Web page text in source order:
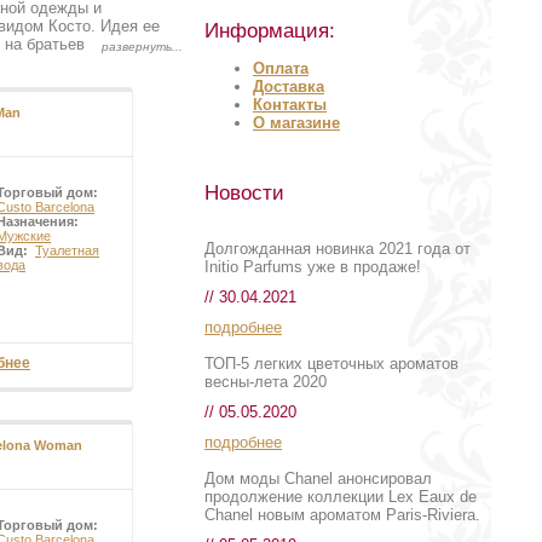
одежды и
Косто. Идея ее
братьев произвели
во всем мире
кругосветного тура.
ежегодно
буквально
из Custo
Custo
объединяют
дом:
Barcelona
Туалетная
Woman
дом:
Информация:
Оплата
Доставка
Контакты
О магазине
Новости
Долгожданная новинка 2021 года от
Initio Parfums уже в продаже!
// 30.04.2021
подробнее
ТОП-5 легких цветочных ароматов
весны-лета 2020
// 05.05.2020
подробнее
Дом моды Chanel анонсировал
продолжение коллекции Lex Eaux de
Chanel новым ароматом Paris-Riviera.